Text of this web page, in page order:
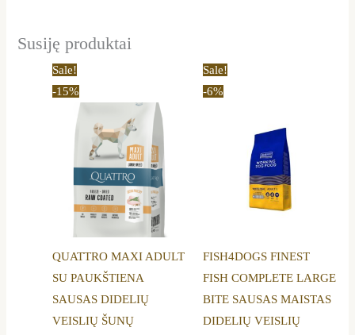
Susiję produktai
Sale!
-15%
QUATTRO MAXI ADULT
SU PAUKŠTIENA
SAUSAS DIDELIŲ
VEISLIŲ ŠUNŲ
through
33,99 €
multiple
variants.
The
options
may
be
chosen
on
the
product
Sale!
-6%
FISH4DOGS FINEST
FISH COMPLETE LARGE
BITE SAUSAS MAISTAS
DIDELIŲ VEISLIŲ